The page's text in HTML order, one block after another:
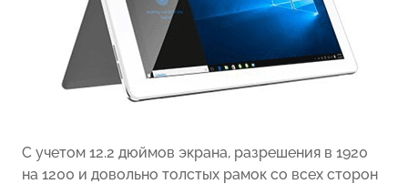
С учетом 12.2 дюймов экрана, разрешения в 1920
на 1200 и довольно толстых рамок со всех сторон